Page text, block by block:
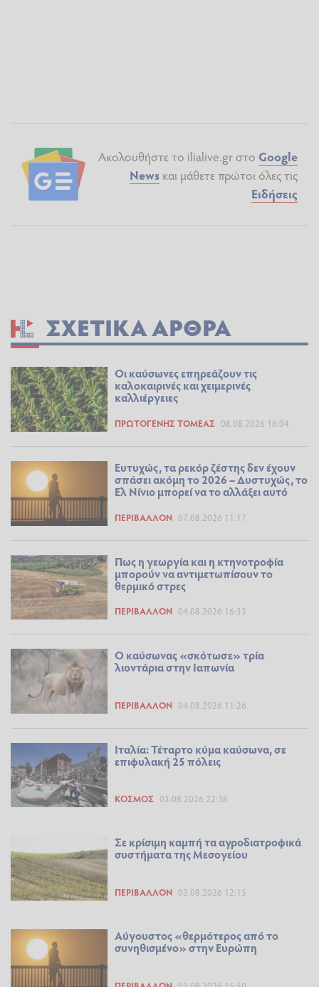
Ακολουθήστε το ilialive.gr στο Google
News και μάθετε πρώτοι όλες τις
Ειδήσεις
ΣΧΕΤΙΚΆ ΆΡΘΡΑ
Οι καύσωνες επηρεάζουν τις
καλοκαιρινές και χειμερινές
καλλιέργειες
ΠΡΩΤΟΓΕΝΉΣ ΤΟΜΈΑΣ 08.08.2026 16:04
Ευτυχώς, τα ρεκόρ ζέστης δεν έχουν
σπάσει ακόμη το 2026 – Δυστυχώς, το
Ελ Νίνιο μπορεί να το αλλάξει αυτό
ΠΕΡΙΒΆΛΛΟΝ 07.08.2026 11:17
Πως η γεωργία και η κτηνοτροφία
μπορούν να αντιμετωπίσουν το
θερμικό στρες
ΠΕΡΙΒΆΛΛΟΝ 04.08.2026 16:33
Ο καύσωνας «σκότωσε» τρία
λιοντάρια στην Ιαπωνία
ΠΕΡΙΒΆΛΛΟΝ 04.08.2026 11:26
Ιταλία: Τέταρτο κύμα καύσωνα, σε
επιφυλακή 25 πόλεις
ΚΌΣΜΟΣ 03.08.2026 22:38
Σε κρίσιμη καμπή τα αγροδιατροφικά
συστήματα της Μεσογείου
ΠΕΡΙΒΆΛΛΟΝ 03.08.2026 12:15
Αύγουστος «θερμότερος από το
συνηθισμένο» στην Ευρώπη